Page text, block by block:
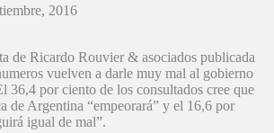
2016
de Ricardo Rouvier & asociados publicada
vuelven a darle muy mal al gobierno
por ciento de los consultados cree que
de Argentina “empeorará” y el 16,6 por
igual de mal”.